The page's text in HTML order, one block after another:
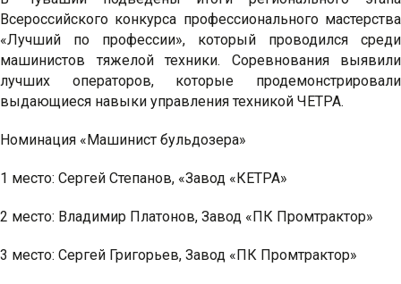
Всероссийского конкурса профессионального мастерства
«Лучший по профессии», который проводился среди
машинистов тяжелой техники. Соревнования выявили
лучших операторов, которые продемонстрировали
выдающиеся навыки управления техникой ЧЕТРА.
Номинация «Машинист бульдозера»
1 место: Сергей Степанов, «Завод «КЕТРА»
2 место: Владимир Платонов, Завод «ПК Промтрактор»
3 место: Сергей Григорьев, Завод «ПК Промтрактор»